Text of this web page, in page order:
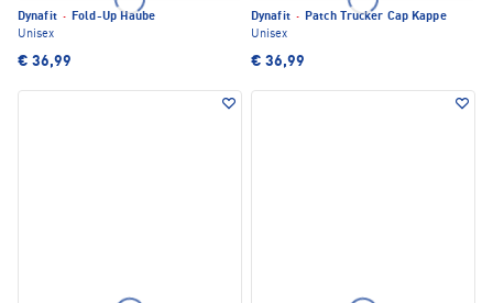
Dynafit · Fold-Up Haube
Unisex
€ 36,99
Dynafit · Patch Trucker Cap Kappe
Unisex
€ 36,99